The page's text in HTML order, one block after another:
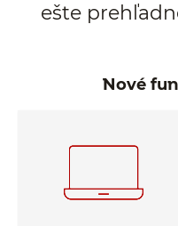
ešte
Nové